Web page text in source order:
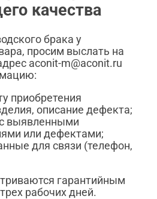
качества
брака у
просим выслать на
aconit-m@aconit.ru
приобретения
описание дефекта;
выявленными
или дефектами;
для связи (телефон,
гарантийным
рабочих дней.